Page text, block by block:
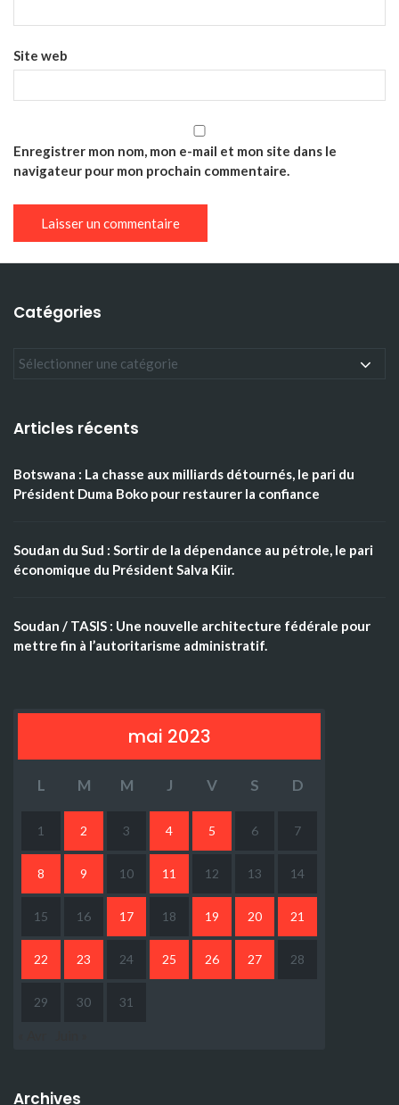
Site web
Enregistrer mon nom, mon e-mail et mon site dans le
navigateur pour mon prochain commentaire.
Catégories
Articles récents
Botswana : La chasse aux milliards détournés, le pari du
Président Duma Boko pour restaurer la confiance
Soudan du Sud : Sortir de la dépendance au pétrole, le pari
économique du Président Salva Kiir.
Soudan / TASIS : Une nouvelle architecture fédérale pour
mettre fin à l’autoritarisme administratif.
mai 2023
L M M J V S D
1 2 3 4 5 6 7
8 9 10 11 12 13 14
15 16 17 18 19 20 21
22 23 24 25 26 27 28
29 30 31
Archives